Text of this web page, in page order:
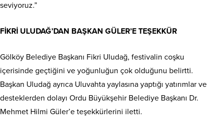
seviyoruz.”
FİKRİ ULUDAĞ’DAN BAŞKAN GÜLER’E TEŞEKKÜR
Gölköy Belediye Başkanı Fikri Uludağ, festivalin coşku
içerisinde geçtiğini ve yoğunluğun çok olduğunu belirtti.
Başkan Uludağ ayrıca Uluvahta yaylasına yaptığı yatırımlar ve
desteklerden dolayı Ordu Büyükşehir Belediye Başkanı Dr.
Mehmet Hilmi Güler’e teşekkürlerini iletti.